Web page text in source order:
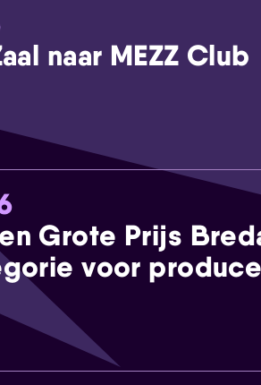
naar MEZZ Club
Grote Prijs
voor